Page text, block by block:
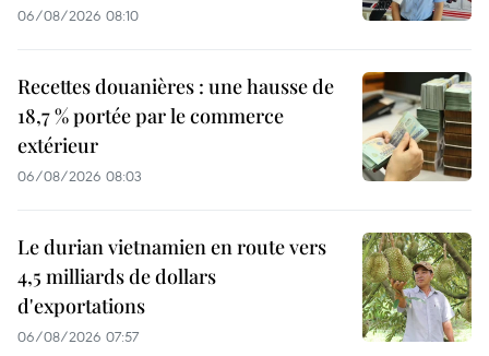
06/08/2026 08:10
Recettes douanières : une hausse de
18,7 % portée par le commerce
extérieur
06/08/2026 08:03
Le durian vietnamien en route vers
4,5 milliards de dollars
d'exportations
06/08/2026 07:57